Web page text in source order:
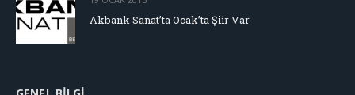
Akbank Sanat’ta Ocak’ta Şiir Var